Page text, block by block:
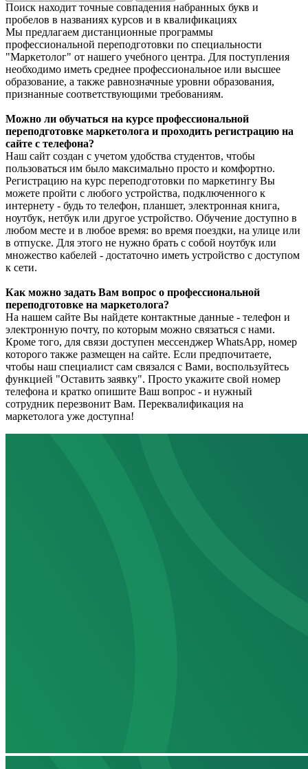
Поиск находит точные совпадения набранных букв и
пробелов в названиях курсов и в квалификациях
Мы предлагаем дистанционные программы
профессиональной переподготовки по специальности
"Маркетолог" от нашего учебного центра. Для поступления
необходимо иметь среднее профессиональное или высшее
образование, а также равнозначные уровни образования,
признанные соответствующими требованиям.
Можно ли обучаться на курсе профессиональной
переподготовке маркетолога и проходить регистрацию на
сайте с телефона?
Наш сайт создан с учетом удобства студентов, чтобы
пользоваться им было максимально просто и комфортно.
Регистрацию на курс переподготовки по маркетингу Вы
можете пройти с любого устройства, подключенного к
интернету - будь то телефон, планшет, электронная книга,
ноутбук, нетбук или другое устройство. Обучение доступно в
любом месте и в любое время: во время поездки, на улице или
в отпуске. Для этого не нужно брать с собой ноутбук или
множество кабелей - достаточно иметь устройство с доступом
к сети.
Как можно задать Вам вопрос о профессиональной
переподготовке на маркетолога?
На нашем сайте Вы найдете контактные данные - телефон и
электронную почту, по которым можно связаться с нами.
Кроме того, для связи доступен мессенджер WhatsApp, номер
которого также размещен на сайте. Если предпочитаете,
чтобы наш специалист сам связался с Вами, воспользуйтесь
функцией "Оставить заявку". Просто укажите свой номер
телефона и кратко опишите Ваш вопрос - и нужный
сотрудник перезвонит Вам. Переквалификация на
маркетолога уже доступна!